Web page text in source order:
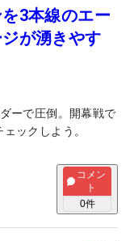
3本線のエー
が湧きやす
ーで圧倒。開幕戦で
ックしよう。
コメン
ト
0件